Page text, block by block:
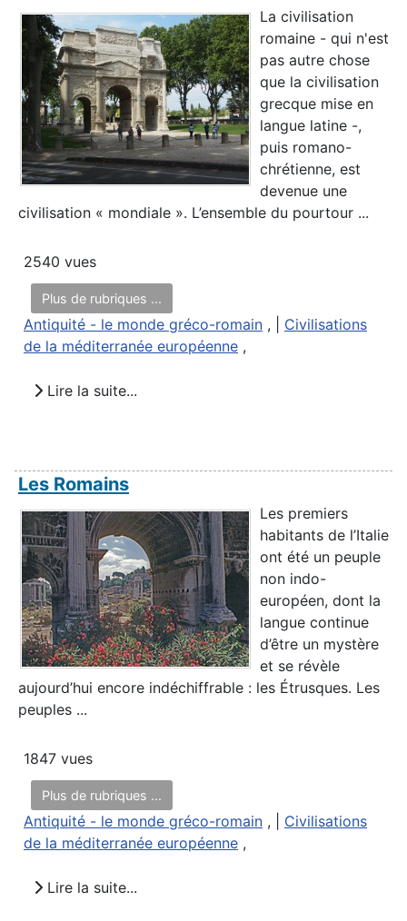
La civilisation
romaine - qui n'est
pas autre chose
que la civilisation
grecque mise en
langue latine -,
puis romano-
chrétienne, est
devenue une
civilisation « mondiale ». L’ensemble du pourtour ...
2540 vues
Plus de rubriques ...
Antiquité - le monde gréco-romain , | Civilisations
de la méditerranée européenne ,
Lire la suite...
Les Romains
Les premiers
habitants de l’Italie
ont été un peuple
non indo-
européen, dont la
langue continue
d’être un mystère
et se révèle
aujourd’hui encore indéchiffrable : les Étrusques. Les
peuples ...
1847 vues
Plus de rubriques ...
Antiquité - le monde gréco-romain , | Civilisations
de la méditerranée européenne ,
Lire la suite...